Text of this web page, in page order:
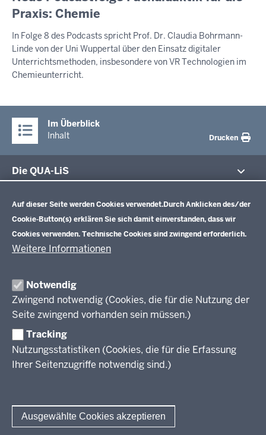
Auf dieser Seite werden Cookies verwendet.Durch Anklicken des/der
Cookie-Button(s) erklären Sie sich damit einverstanden, dass wir
Cookies verwenden. Technische Cookies sind zwingend erforderlich.
Weitere Informationen
Notwendig
Zwingend notwendig (Cookies, die für die Nutzung der
Seite zwingend vorhanden sein müssen.)
Tracking
Nutzungsstatistiken (Cookies, die für die Erfassung
Ihrer Seitenzugriffe notwendig sind.)
Ausgewählte Cookies akzeptieren
7.
2026
-
19:58
Praxis: Chemie
In Folge 8 des Podcasts spricht Prof. Dr. Claudia Bohrmann-
Linde von der Uni Wuppertal über den Einsatz digitaler
Unterrichtsmethoden, insbesondere von VR Technologien im
Chemieunterricht.
Im Überblick
Inhalt
Drucken
Die QUA-LiS
Veröffentlichungen
Leitbild
Stellenangebote
Über uns
Schulentwicklung NRW
Schulentwicklung
Unterricht
Professionalisierung
Standardsicherung NRW
Berufsbildung NRW
Erwachsenenbildung
Wir über uns
Berichtswesen Weiterbildung
ElternMitWirkung NRW
Amtsblattabonnieren